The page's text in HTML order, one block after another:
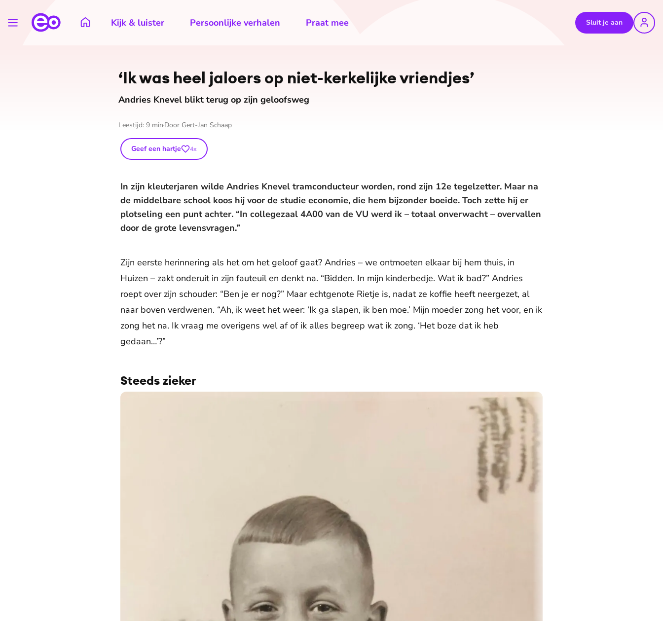
Kijk & luister Persoonlijke verhalen Praat mee Sluit je aan
‘Ik was heel jaloers op niet-kerkelijke vriendjes’
Andries Knevel blikt terug op zijn geloofsweg
Leestijd: 9 min Door Gert-Jan Schaap
Geef een hartje 4x
In zijn kleuterjaren wilde Andries Knevel tramconducteur worden, rond zijn 12e tegelzetter. Maar na
de middelbare school koos hij voor de studie economie, die hem bijzonder boeide. Toch zette hij er
plotseling een punt achter. “In collegezaal 4A00 van de VU werd ik – totaal onverwacht – overvallen
door de grote levensvragen.”
Zijn eerste herinnering als het om het geloof gaat? Andries – we ontmoeten elkaar bij hem thuis, in
Huizen – zakt onderuit in zijn fauteuil en denkt na. “Bidden. In mijn kinderbedje. Wat ik bad?” Andries
roept over zijn schouder: “Ben je er nog?” Maar echtgenote Rietje is, nadat ze koffie heeft neergezet, al
naar boven verdwenen. “Ah, ik weet het weer: ‘Ik ga slapen, ik ben moe.’ Mijn moeder zong het voor, en ik
zong het na. Ik vraag me overigens wel af of ik alles begreep wat ik zong. ‘Het boze dat ik heb
gedaan…’?”
Steeds zieker